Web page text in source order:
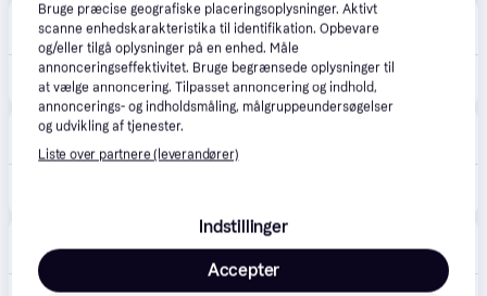
Well 4.4(42)
29 kr. fragt,1 dag
Solaray Magnesium Glycinate (120 kaps)
Med24
29 kr. fragt 1-3 dage
Bruge præcise geografiske placeringsoplysninger. Aktivt
scanne enhedskarakteristika til identifikation. Opbevare
og/eller tilgå oplysninger på en enhed. Måle
annonceringseffektivitet. Bruge begrænsede oplysninger til
at vælge annoncering. Tilpasset annoncering og indhold,
annoncerings- og indholdsmåling, målgruppeundersøgelser
og udvikling af tjenester.
Liste over partnere (leverandører)
Indstillinger
Accepter